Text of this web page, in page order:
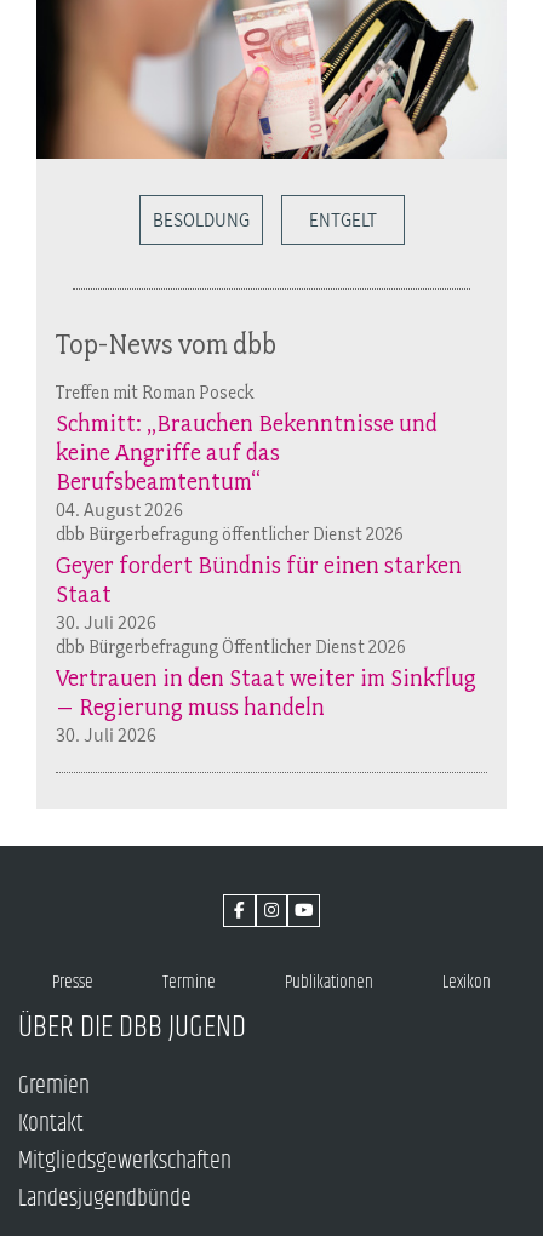
BESOLDUNG ENTGELT
Top-News vom dbb
Treffen mit Roman Poseck
Schmitt: „Brauchen Bekenntnisse und
keine Angriffe auf das
Berufsbeamtentum“
04. August 2026
dbb Bürgerbefragung öffentlicher Dienst 2026
Geyer fordert Bündnis für einen starken
Staat
30. Juli 2026
dbb Bürgerbefragung Öffentlicher Dienst 2026
Vertrauen in den Staat weiter im Sinkflug
– Regierung muss handeln
30. Juli 2026
Presse Termine Publikationen Lexikon
ÜBER DIE DBB JUGEND
Gremien
Kontakt
Mitgliedsgewerkschaften
Landesjugendbünde